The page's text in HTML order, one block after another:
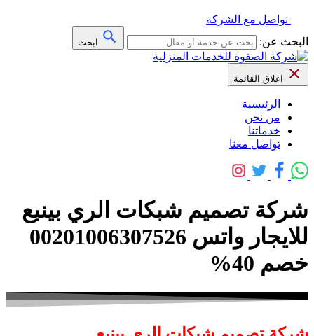
تواصل مع الشركة
البحث عن:
ابحث
اغلاق القائمة
الرئيسية
من نحن
خدماتنا
تواصل معنا
شركة تصميم شبكات الري بينبع
للايجار واتس 00201006307526
خصم 40%